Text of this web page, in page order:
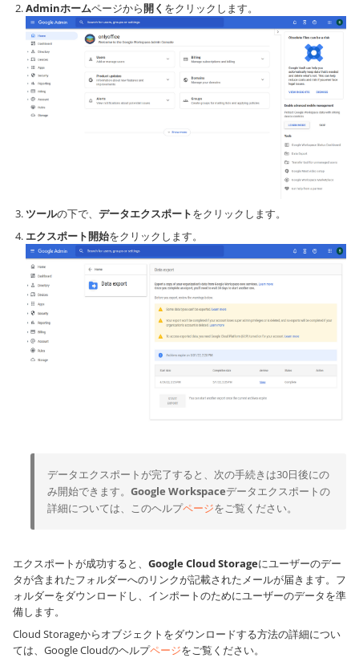
Adminホームページから開く をクリックします。
ツールの下で、 データエクスポートをクリックします。
エクスポート開始をクリックします。
データエクスポートが完了すると、次の手続きは30日後にの
み開始できます。 Google Workspaceデータエクスポートの
詳細については、このヘルプページをご覧ください。
エクスポートが成功すると、 Google Cloud Storageにユーザーのデー
タが含まれたフォルダーへのリンクが記載されたメールが届きます。フ
ォルダーをダウンロードし、インポートのためにユーザーのデータを準
備します。
Cloud Storageからオブジェクトをダウンロードする方法の詳細につい
ては、Google Cloudのヘルプページをご覧ください。